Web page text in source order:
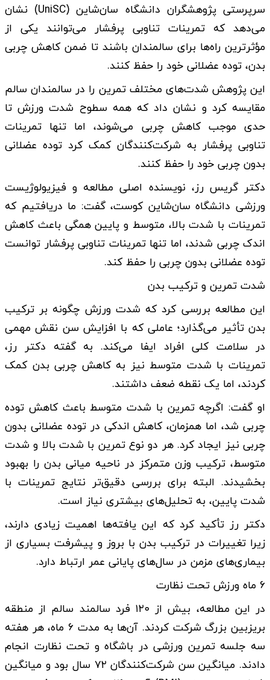
سرپرستی پژوهشگران دانشگاه سان‌شاین (UniSC) نشان
می‌دهد که تمرینات تناوبی پرفشار می‌توانند یکی از
مؤثرترین راه‌ها برای سالمندان باشند تا ضمن کاهش چربی
بدن، توده عضلانی خود را حفظ کنند.
این پژوهش شدت‌های مختلف تمرین را در سالمندان سالم
مقایسه کرد و نشان داد که همه سطوح شدت ورزش تا
حدی موجب کاهش چربی می‌شوند، اما تنها تمرینات
تناوبی پرفشار به شرکت‌کنندگان کمک کرد توده عضلانی
بدون چربی خود را حفظ کنند.
دکتر گریس رز، نویسنده اصلی مطالعه و فیزیولوژیست
ورزشی دانشگاه سان‌شاین کوست، گفت: ما دریافتیم که
تمرینات با شدت بالا، متوسط و پایین همگی باعث کاهش
اندک چربی شدند، اما تنها تمرینات تناوبی پرفشار توانست
توده عضلانی بدون چربی را حفظ کند.
شدت تمرین و ترکیب بدن
این مطالعه بررسی کرد که شدت ورزش چگونه بر ترکیب
بدن تأثیر می‌گذارد؛ عاملی که با افزایش سن نقش مهمی
در سلامت کلی افراد ایفا می‌کند. به گفته دکتر رز،
تمرینات با شدت متوسط نیز به کاهش چربی بدن کمک
کردند، اما یک نقطه ضعف داشتند.
او گفت: اگرچه تمرین با شدت متوسط باعث کاهش توده
چربی شد، اما همزمان، کاهش اندکی در توده عضلانی بدون
چربی نیز ایجاد کرد. هر دو نوع تمرین با شدت بالا و شدت
متوسط، ترکیب وزن متمرکز در ناحیه میانی بدن را بهبود
بخشیدند. البته برای بررسی دقیق‌تر نتایج تمرینات با
شدت پایین، به تحلیل‌های بیشتری نیاز است.
دکتر رز تأکید کرد که این یافته‌ها اهمیت زیادی دارند،
زیرا تغییرات در ترکیب بدن با بروز و پیشرفت بسیاری از
بیماری‌های مزمن در سال‌های پایانی عمر ارتباط دارد.
۶ ماه ورزش تحت نظارت
در این مطالعه، بیش از ۱۲۰ فرد سالمند سالم از منطقه
بریزبین بزرگ شرکت کردند. آن‌ها به مدت ۶ ماه، هر هفته
سه جلسه تمرین ورزشی در باشگاه و تحت نظارت انجام
دادند. میانگین سن شرکت‌کنندگان ۷۲ سال بود و میانگین